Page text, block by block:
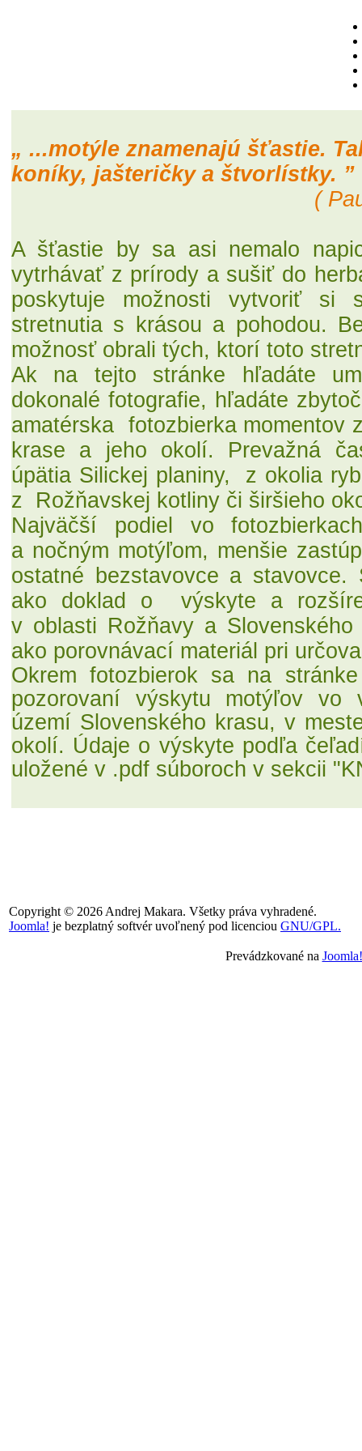
„ ...motýle znamenajú šťastie.
koníky, jašteričky a štvorlístky. ”
(
A šťastie by sa asi nemalo
vytrhávať z prírody a sušiť do
poskytuje možnosti vytvoriť si
stretnutia s krásou a pohodou.
možnosť obrali tých, ktorí toto
Ak na tejto stránke
hľadáte
dokonalé fotografie, hľadáte
amatérska fotozbierka momentov
krase a jeho okolí. Prevažná
úpätia Silickej planiny, z okolia
z Rožňavskej kotliny či širšieho
Najväčší podiel
vo
a nočným motýľom, menšie
ostatné bezstavovce a stavovce.
ako doklad o
výskyte a
v oblasti Rožňavy a
ako porovnávací materiál pri
Okrem fotozbierok sa na
pozorovaní výskytu motýľov vo
území Slovenského krasu, v
okolí. Údaje o výskyte podľa
uložené v .pdf súboroch v sekcii
Copyright © 2026 Andrej Makara. Všetky práva vyhradené.
Joomla! je bezplatný softvér uvoľnený pod licenciou GNU/GPL.
Prevádzkované na Joomla!